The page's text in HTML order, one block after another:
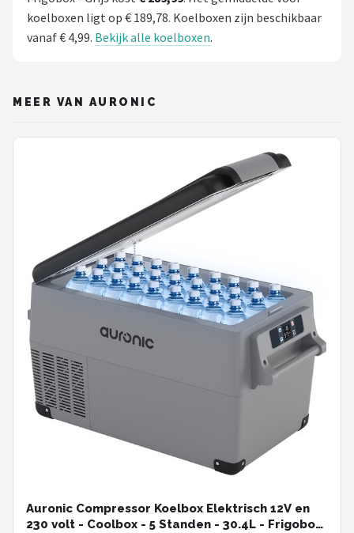
koelboxen ligt op € 189,78. Koelboxen zijn beschikbaar
vanaf € 4,99. Bekijk alle koelboxen.
MEER VAN AURONIC
Auronic Compressor Koelbox Elektrisch 12V en
230 volt - Coolbox - 5 Standen - 30.4L - Frigobox